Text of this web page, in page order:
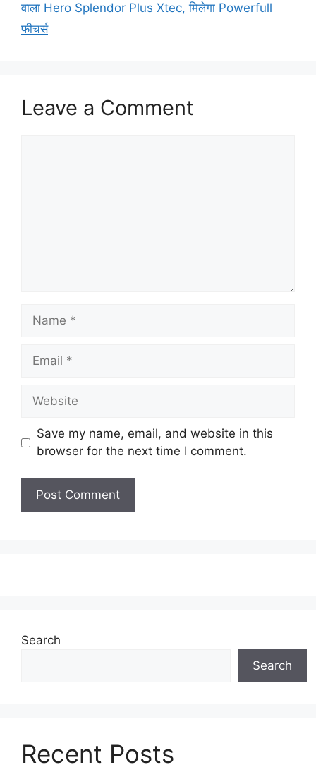
वाला Hero Splendor Plus Xtec, मिलेगा Powerfull
फीचर्स
Leave a Comment
Name
Email
Website
Save my name, email, and website in this
browser for the next time I comment.
Search
Search
Recent Posts